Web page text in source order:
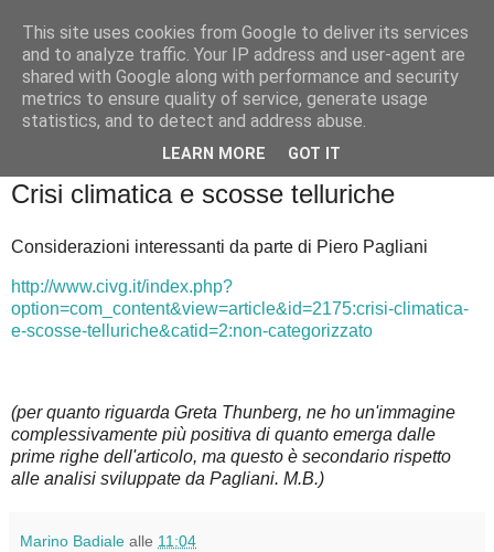
Badiale & Tringali
Crisi climatica e scosse telluriche
Considerazioni interessanti da parte di Piero Pagliani
http://www.civg.it/index.php?
option=com_content&view=article&id=2175:crisi-climatica-
e-scosse-telluriche&catid=2:non-categorizzato
(per quanto riguarda Greta Thunberg, ne ho un'immagine
complessivamente più positiva di quanto emerga dalle
prime righe dell'articolo, ma questo è secondario rispetto
alle analisi sviluppate da Pagliani. M.B.)
Marino Badiale alle 11:04
This site uses cookies from Google to deliver its services
and to analyze traffic. Your IP address and user-agent are
shared with Google along with performance and security
metrics to ensure quality of service, generate usage
statistics, and to detect and address abuse.
LEARN MORE GOT IT